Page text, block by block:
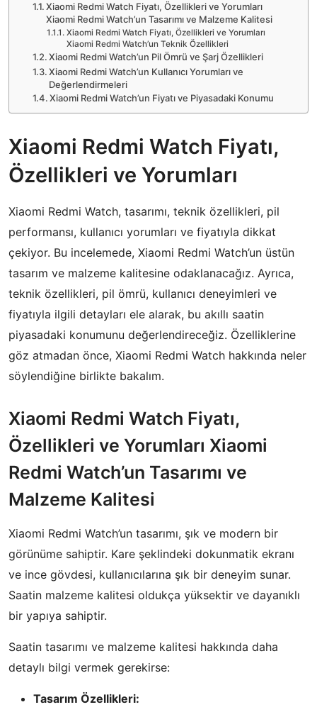
Xiaomi Redmi Watch Fiyatı, Özellikleri ve Yorumları
Xiaomi Redmi Watch’un Tasarımı ve Malzeme Kalitesi
Xiaomi Redmi Watch Fiyatı, Özellikleri ve Yorumları
Xiaomi Redmi Watch’un Teknik Özellikleri
Xiaomi Redmi Watch’un Pil Ömrü ve Şarj Özellikleri
Xiaomi Redmi Watch’un Kullanıcı Yorumları ve
Değerlendirmeleri
Xiaomi Redmi Watch’un Fiyatı ve Piyasadaki Konumu
Xiaomi Redmi Watch Fiyatı,
Özellikleri ve Yorumları
Xiaomi Redmi Watch, tasarımı, teknik özellikleri, pil
performansı, kullanıcı yorumları ve fiyatıyla dikkat
çekiyor. Bu incelemede, Xiaomi Redmi Watch’un üstün
tasarım ve malzeme kalitesine odaklanacağız. Ayrıca,
teknik özellikleri, pil ömrü, kullanıcı deneyimleri ve
fiyatıyla ilgili detayları ele alarak, bu akıllı saatin
piyasadaki konumunu değerlendireceğiz. Özelliklerine
göz atmadan önce, Xiaomi Redmi Watch hakkında neler
söylendiğine birlikte bakalım.
Xiaomi Redmi Watch Fiyatı,
Özellikleri ve Yorumları Xiaomi
Redmi Watch’un Tasarımı ve
Malzeme Kalitesi
Xiaomi Redmi Watch’un tasarımı, şık ve modern bir
görünüme sahiptir. Kare şeklindeki dokunmatik ekranı
ve ince gövdesi, kullanıcılarına şık bir deneyim sunar.
Saatin malzeme kalitesi oldukça yüksektir ve dayanıklı
bir yapıya sahiptir.
Saatin tasarımı ve malzeme kalitesi hakkında daha
detaylı bilgi vermek gerekirse:
Tasarım Özellikleri: